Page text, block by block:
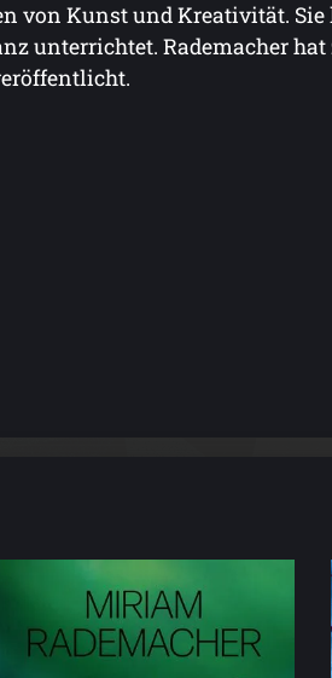
von Kunst und Kreativität.
unterrichtet. Rademacher